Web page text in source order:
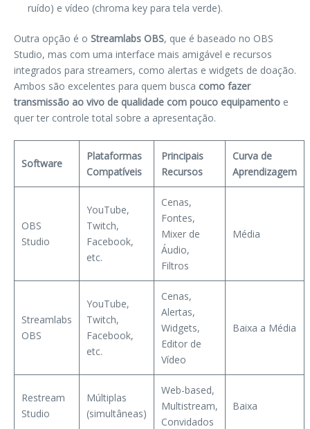
ruído) e vídeo (chroma key para tela verde).
Outra opção é o Streamlabs OBS, que é baseado no OBS
Studio, mas com uma interface mais amigável e recursos
integrados para streamers, como alertas e widgets de doação.
Ambos são excelentes para quem busca como fazer
transmissão ao vivo de qualidade com pouco equipamento e
quer ter controle total sobre a apresentação.
Software
Plataformas
Compatíveis
Principais
Recursos
Curva de
Aprendizagem
OBS
Studio
YouTube,
Twitch,
Facebook,
etc.
Cenas,
Fontes,
Mixer de
Áudio,
Filtros
Média
Streamlabs
OBS
YouTube,
Twitch,
Facebook,
etc.
Cenas,
Alertas,
Widgets,
Editor de
Vídeo
Baixa a Média
Restream
Studio
Múltiplas
(simultâneas)
Web-based,
Multistream,
Convidados
Baixa